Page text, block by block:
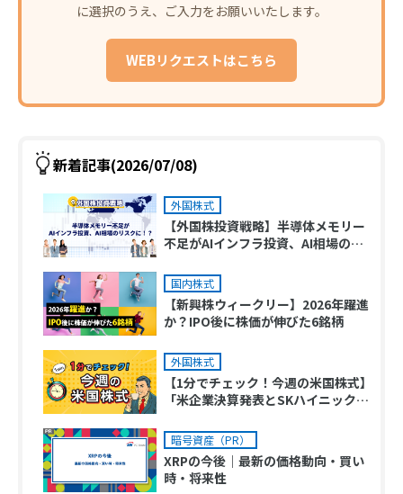
に選択のうえ、ご入力をお願いいたします。
WEBリクエストはこちら
新着記事(2026/07/08)
外国株式
【外国株投資戦略】半導体メモリー
不足がAIインフラ投資、AI相場のリ
国内株式
【新興株ウィークリー】2026年躍進
か？IPO後に株価が伸びた6銘柄
外国株式
【1分でチェック！今週の米国株式】
「米企業決算発表とSKハイニックス
暗号資産（PR）
XRPの今後｜最新の価格動向・買い
時・将来性